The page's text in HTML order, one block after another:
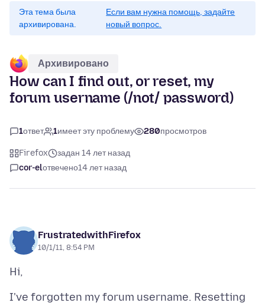
Эта тема была
архивирована.
Если вам нужна помощь, задайте
новый вопрос.
Архивировано
How can I find out, or reset, my
forum username (/not/ password)
1ответ 1имеет эту проблему 280просмотров
Firefox
задан 14 лет назад
cor-elотвечено14 лет назад
FrustratedwithFirefox
10/1/11, 8:54 PM
I've forgotten my forum username. Resetting